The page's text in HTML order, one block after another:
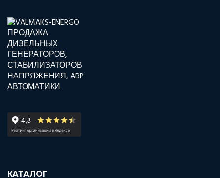
КАТАЛОГ